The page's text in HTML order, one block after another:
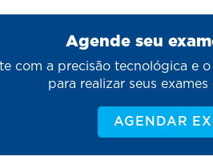
Agende seu
com a precisão tecnológica e
para realizar seus
AGENDAR